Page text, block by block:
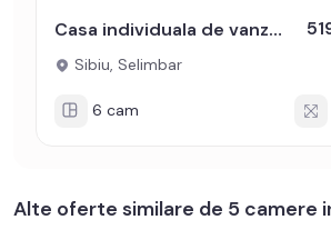
Casa individuala de vanzare in Selimbar 233 mpu cu teren de 1000 mp
Sibiu, Selimbar
6 cam
Alte oferte similare de 5 camere